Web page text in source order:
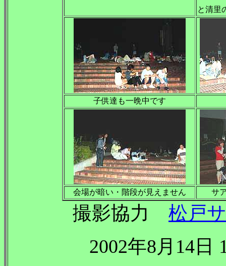
と清里
子供達も一晩中です
会場が暗い・階段が見えません サ
撮影協力
松戸
2002年8月14日